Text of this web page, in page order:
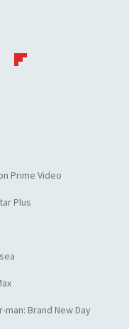
Prime Video
Plus
man: Brand New Day